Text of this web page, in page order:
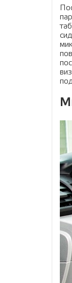
info@avtopilot1.ru